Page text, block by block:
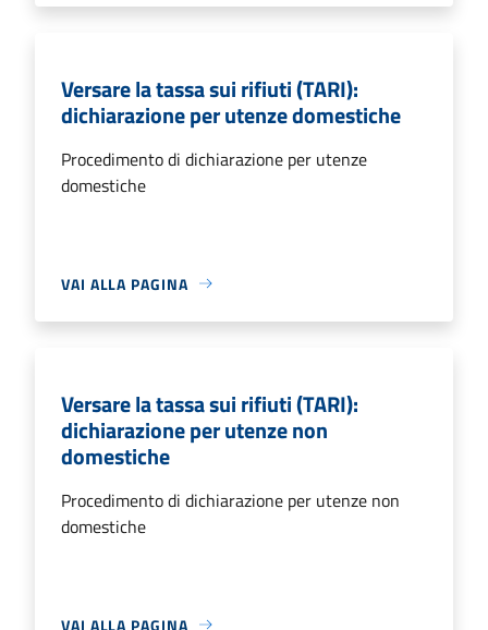
Versare la tassa sui rifiuti (TARI):
dichiarazione per utenze domestiche
Procedimento di dichiarazione per utenze
domestiche
VAI ALLA PAGINA
Versare la tassa sui rifiuti (TARI):
dichiarazione per utenze non
domestiche
Procedimento di dichiarazione per utenze non
domestiche
VAI ALLA PAGINA